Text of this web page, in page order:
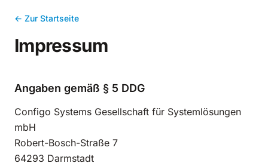
← Zur Startseite
Impressum
Angaben gemäß § 5 DDG
Configo Systems Gesellschaft für Systemlösungen
mbH
Robert-Bosch-Straße 7
64293 Darmstadt